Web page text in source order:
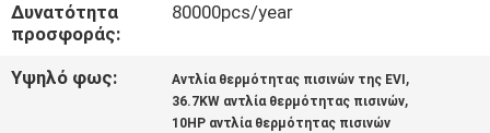
ΥΠΟΘΈΣΕΙΣ
Δυνατότητα
προσφοράς:
80000pcs/year
Υψηλό φως: Αντλία θερμότητας πισινών της EVI ,
36.7KW αντλία θερμότητας πισινών,
10HP αντλία θερμότητας πισινών